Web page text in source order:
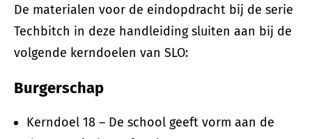
De materialen voor de eindopdracht bij de serie
Techbitch in deze handleiding sluiten aan bij de
volgende kerndoelen van SLO:
Burgerschap
Kerndoel 18 – De school geeft vorm aan de